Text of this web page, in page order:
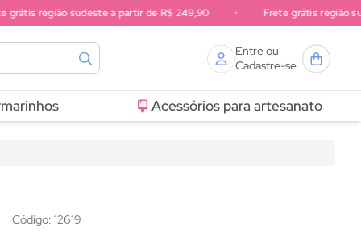
região sudeste a partir de R$ 249,90 Frete grátis região sul a
Entre ou
Cadastre-se
Acessórios para artesanato
Código: 12619